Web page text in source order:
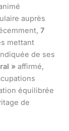
auprès
7
mettant
de ses
» affirmé,
équilibrée
de